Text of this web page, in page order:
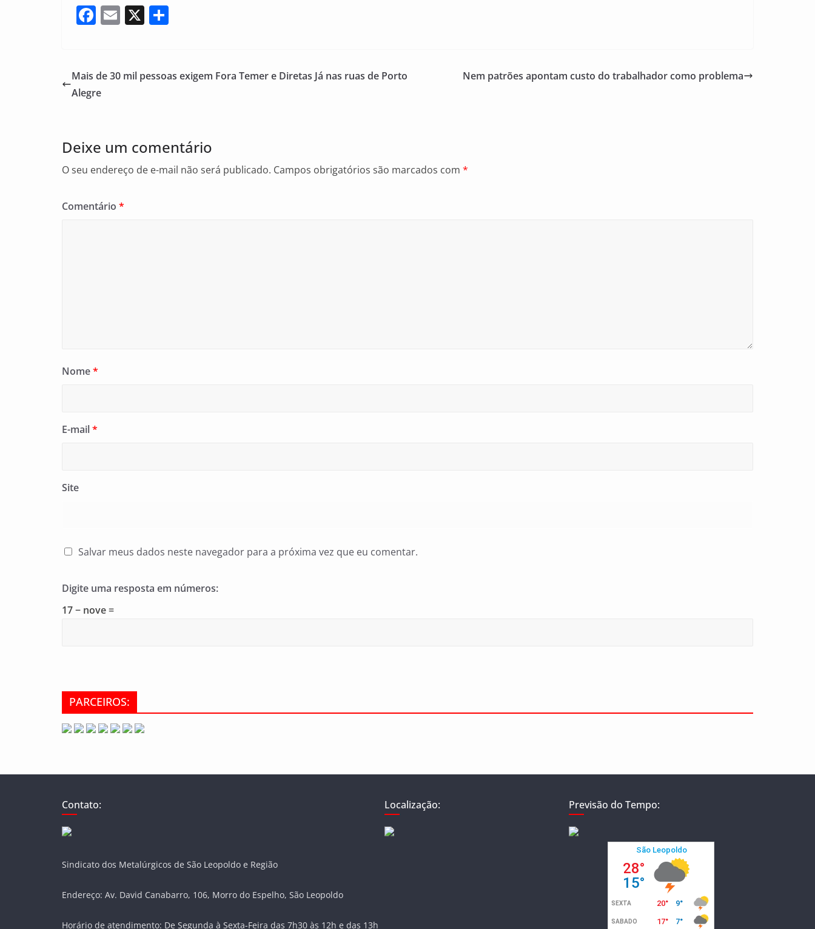
F
e
b
k
E
l
X
e
Mais de 30 mil pessoas exigem Fora Temer e Diretas Já nas ruas de Porto
Alegre
Nem patrões apontam custo do trabalhador como problema
Deixe um comentário
O seu endereço de e-mail não será publicado. Campos obrigatórios são marcados com *
Comentário *
Nome*
E-mail*
Site
Salvar meus dados neste navegador para a próxima vez que eu comentar.
Digite uma resposta em números:
17 − nove =
PARCEIROS:
Contato:
Sindicato dos Metalúrgicos de São Leopoldo e Região
Endereço: Av. David Canabarro, 106, Morro do Espelho, São Leopoldo
Horário de atendimento: De Segunda à Sexta-Feira das 7h30 às 12h e das 13h
Localização: Previsão do Tempo: